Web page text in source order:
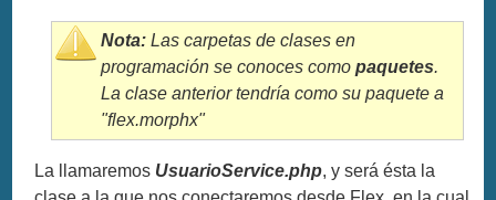
Nota: Las carpetas de clases en
programación se conoces comopaquetes.
La clase anterior tendría como su paquete a
"flex.morphx"
La llamaremos UsuarioService.php, y será ésta la